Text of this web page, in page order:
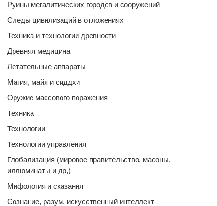
Руины мегалитических городов и сооружений
Следы цивилизаций в отложениях
Техника и технологии древности
Древняя медицина
Летательные аппараты
Магия, майя и сиддхи
Оружие массового поражения
Техника
Технологии
Технологии управления
Глобализация (мировое правительство, масоны,
иллюминаты и др,)
Мифология и сказания
Сознание, разум, искусственный интеллект